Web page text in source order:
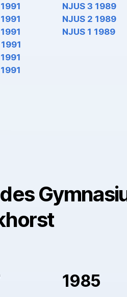
NJUS 3 1989
NJUS 2 1989
NJUS 1 1989
1985